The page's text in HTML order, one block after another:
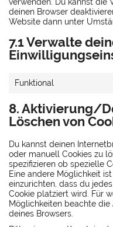
deinen Browser
Website dann unter
7.1 Verwalte
Funktional
8. Aktivierung/
Löschen von
Du kannst deinen
oder manuell Cookies zu
spezifizieren ob spezielle
Eine andere Möglichkeit
einzurichten, dass du
Cookie platziert wird. Für
Möglichkeiten beachte
deines Browsers.